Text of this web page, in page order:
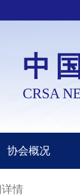
中
CRSA
协会概况
情